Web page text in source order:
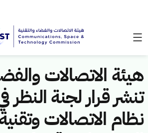
هيئة الاتصالات
تنشر قرار لجنة النظر
نظام الاتصالات